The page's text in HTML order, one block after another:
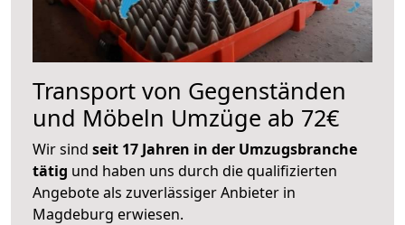
Transport von Gegenständen
und Möbeln Umzüge ab 72€
Wir sind seit 17 Jahren in der Umzugsbranche
tätig und haben uns durch die qualifizierten
Angebote als zuverlässiger Anbieter in
Magdeburg erwiesen.